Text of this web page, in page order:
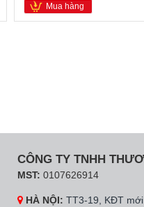
Mua hàng
CÔNG TY TNHH
MST: 0107626914
HÀ NỘI: TT3-19, KĐT